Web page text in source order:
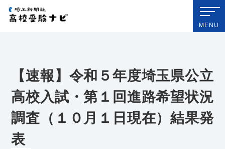
埼玉新聞社 高校受験ナビ
MENU
【速報】令和５年度埼玉県公立
高校入試・第１回進路希望状況
調査（１０月１日現在）結果発
表